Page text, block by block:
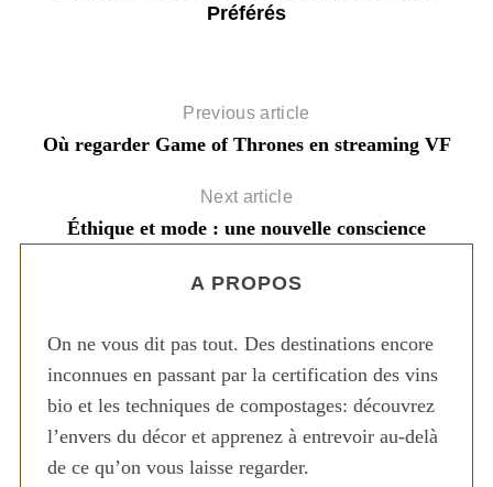
Préférés
Previous article
Où regarder Game of Thrones en streaming VF
Next article
Éthique et mode : une nouvelle conscience
A PROPOS
On ne vous dit pas tout. Des destinations encore
inconnues en passant par la certification des vins
bio et les techniques de compostages: découvrez
l’envers du décor et apprenez à entrevoir au-delà
de ce qu’on vous laisse regarder.